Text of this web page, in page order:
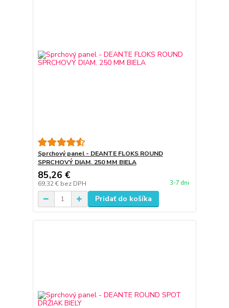
Sprchový panel - DEANTE FLOKS ROUND
SPRCHOVÝ DIAM. 250 MM BIELA
85,26 €
69,32 € bez DPH 3-7 dni
Pridať do košíka